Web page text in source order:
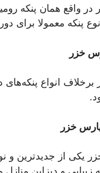
در واقع همان پنکه
پنکه معمولا برای
خزر
انواع
خزر
یکی از جدیدترین و